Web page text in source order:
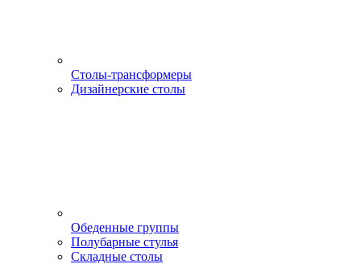
Столы-трансформеры
Дизайнерские столы
Обеденные группы
Полубарные стулья
Складные столы